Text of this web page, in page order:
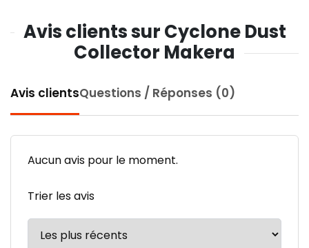
Avis clients sur Cyclone Dust
Collector Makera
Avis clientsQuestions / Réponses (0)
Aucun avis pour le moment.
Trier les avis